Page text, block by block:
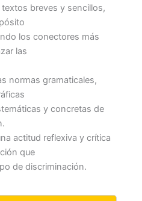
breves y sencillos,
los conectores más
las
normas gramaticales,
y concretas de
actitud reflexiva y crítica
que
de discriminación.